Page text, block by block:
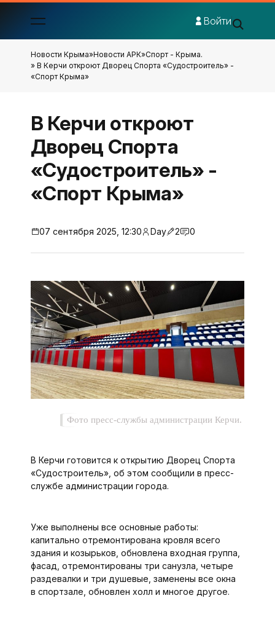
Войти
Новости Крыма»Новости АРК»Спорт - Крыма.
» В Керчи откроют Дворец Спорта «Судостроитель» -
«Спорт Крыма»
В Керчи откроют
Дворец Спорта
«Судостроитель» -
«Спорт Крыма»
07 сентября 2025, 12:30 Day 2 0
Фото пресс-службы администрации Керчи.
В Керчи готовится к открытию Дворец Спорта
«Судостроитель», об этом сообщили в пресс-
службе администрации города.
Уже выполнены все основные работы:
капитально отремонтирована кровля всего
здания и козырьков, обновлена входная группа,
фасад, отремонтированы три санузла, четыре
раздевалки и три душевые, заменены все окна
в спортзале, обновлен холл и многое другое.